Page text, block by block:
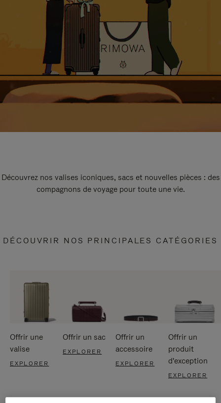
Découvrez nos valises iconiques, sacs et nouvelles pièces : des
compagnons de voyage pour toute une vie.
DÉCOUVRIR NOS PRINCIPALES CATÉGORIES
Offrir une
valise
EXPLORER
Offrir un sac
EXPLORER
Offrir un
accessoire
EXPLORER
Offrir un
produit
d'exception
EXPLORER